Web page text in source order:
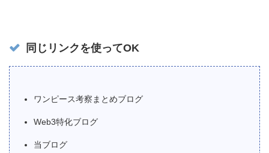
同じリンクを使ってOK
ワンピース考察まとめブログ
Web3特化ブログ
当ブログ